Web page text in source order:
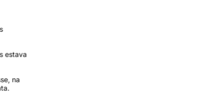
estava
na